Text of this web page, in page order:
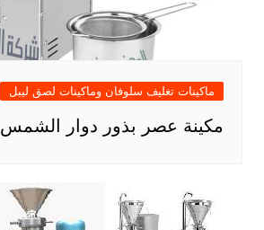
ماكينات تغليف سلوفان وماكينات لصق ليبل
مكينة عصر بذور دوار الشمس